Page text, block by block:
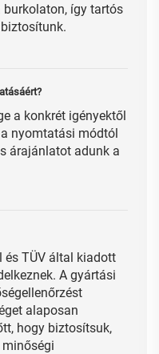
így tartós
a konkrét igényektől
nyomtatási módtól
árajánlatot adunk a
és TÜV által kiadott
A gyártási
alaposan
hogy biztosítsuk,